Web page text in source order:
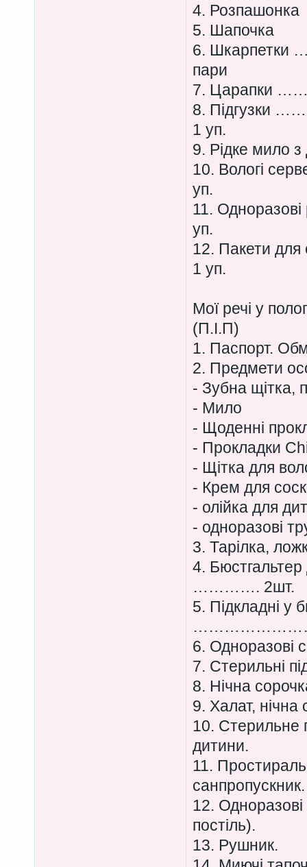
4. Розпашонка
5. Шапочка
6.
пари
7.
8.
1 уп.
9. Рідке
10. Вологі
уп.
11.
уп.
12. Пакети
1 уп.
Мої речі у
(П.І.П)
1. Паспорт.
2. Предмети
- Зубна щітка,
- Мило
- Щоденні
- Прокладки
- Щітка для
- Крем для
- олійка для
- одноразові
3. Тарілка,
4.
…………. 2шт.
5. Підкладні у
6. Одноразові
7. Стерильні
8. Нічна
9. Халат, нічна
10. Стерильне
дитини.
11.
санпропускник.
12.
постіль).
13. Рушник.